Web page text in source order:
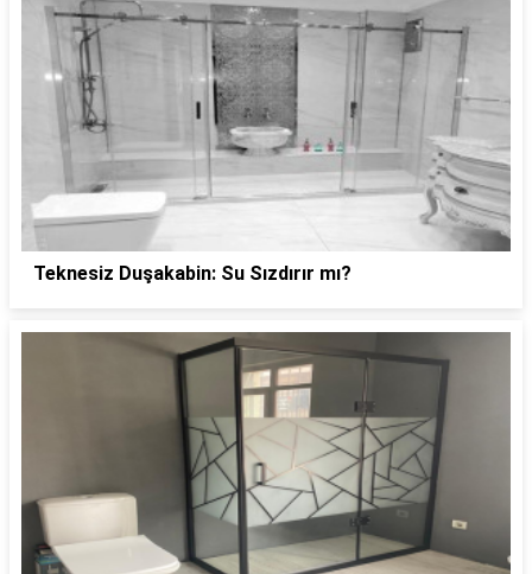
Teknesiz Duşakabin: Su Sızdırır mı?